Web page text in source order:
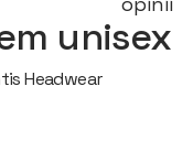
unisex
Headwear